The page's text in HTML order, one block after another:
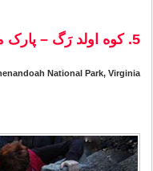
5. کوه اولد رَگ – پارک ملی شنن‌دوا – ویرجینیا
National Park, Virginia